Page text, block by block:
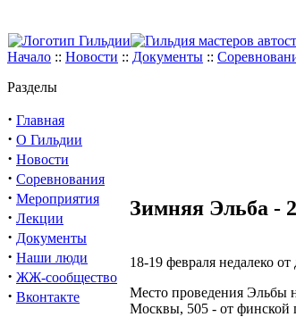
Начало :: Новости :: Документы ::
Разделы
· Главная
· О Гильдии
· Новости
· Соревнования
· Мероприятия
· Лекции
· Документы
· Наши люди
· ЖЖ-сообщество
· Вконтакте
Зимняя Эльба -
18-19 февраля недалеко
Место проведения Эльбы
Москвы, 505 - от финской